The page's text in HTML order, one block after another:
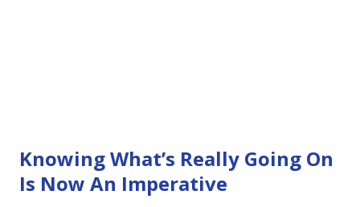
Knowing What’s Really Going On
Is Now An Imperative